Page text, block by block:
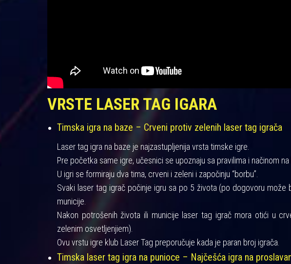
VRSTE LASER TAG IGARA
Timska igra na baze – Crveni protiv zelenih laser tag igrača
Laser tag igra na baze je najzastupljenija vrsta timske igre.
Pre početka same igre, učesnici se upoznaju sa pravilima i načinom na
U igri se formiraju dva tima, crveni i zeleni i započinju “borbu”.
Svaki laser tag igrač počinje igru sa po 5 života (po dogovoru može
municije.
Nakon potrošenih života ili municije laser tag igrač mora otići u
zelenim osvetljenjiem).
Ovu vrstu igre klub Laser Tag preporučuje kada je paran broj igrača.
Timska laser tag igra na punioce – Najčešća igra na